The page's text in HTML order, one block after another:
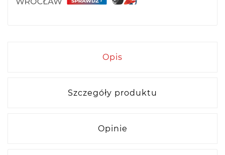
Opis
Szczegóły produktu
Opinie